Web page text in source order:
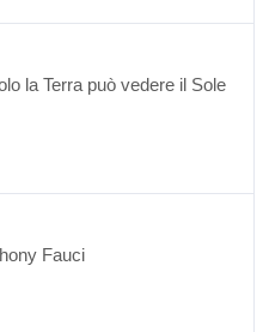
la Terra può vedere il Sole
Fauci